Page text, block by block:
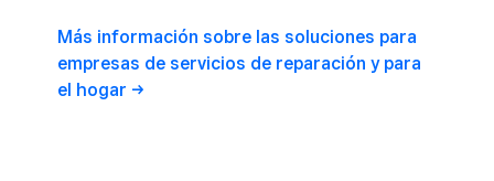
Más información sobre las soluciones para
empresas de servicios de reparación y para
el hogar